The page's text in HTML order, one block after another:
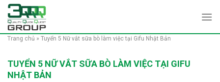
Skip
content
Trang chủ » Tuyển 5 Nữ vắt sữa bò làm việc tại Gifu Nhật Bản
TUYỂN 5 NỮ VẮT SỮA BÒ LÀM VIỆC TẠI GIFU
NHẬT BẢN